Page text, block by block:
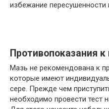
избежание пересушенности
Противопоказания
Мазь не рекомендована к
которые имеют
сере. Прежде чем
необходимо провести тест